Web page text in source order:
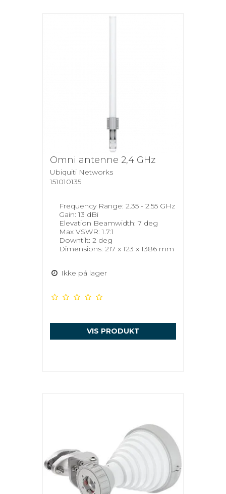
Omni antenne 2,4 GHz
Ubiquiti Networks
151010135
Frequency Range: 2.35 - 2.55 GHz
Gain: 13 dBi
Elevation Beamwidth: 7 deg
Max VSWR: 1.7:1
Downtilt: 2 deg
Dimensions: 217 x 123 x 1386 mm
Ikke på lager
VIS PRODUKT